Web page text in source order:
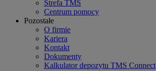
Strefa TMS
Centrum pomocy
Pozostałe
O firmie
Kariera
Kontakt
Dokumenty
Kalkulator depozytu TMS Connect